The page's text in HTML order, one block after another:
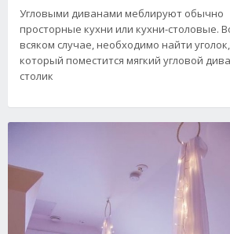
Угловыми диванами меблируют обычно
просторные кухни или кухни-столовые.
всяком случае, необходимо найти
который поместится мягкий угловой
столик